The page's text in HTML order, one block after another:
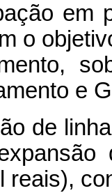
em
o
e
linha
reais),